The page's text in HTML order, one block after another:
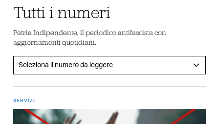
Tutti i numeri
Patria Indipendente, il periodico antifascista con
aggiornamenti quotidiani.
SERVIZI